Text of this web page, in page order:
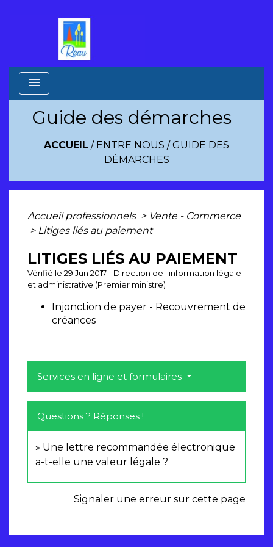
menu
Guide des démarches
ACCUEIL / ENTRE NOUS /GUIDE DES
DÉMARCHES
Accueil professionnels > Vente - Commerce
> Litiges liés au paiement
LITIGES LIÉS AU PAIEMENT
Vérifié le 29 Jun 2017 - Direction de l'information légale
et administrative (Premier ministre)
Injonction de payer - Recouvrement de
créances
Services en ligne et formulaires
Questions ? Réponses !
Une lettre recommandée électronique
a-t-elle une valeur légale ?
Signaler une erreur sur cette page